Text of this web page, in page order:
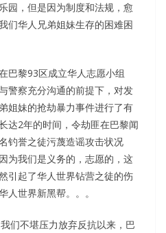
园，但是因为制度和法规，愈
们华人兄弟姐妹生存的困难困
巴黎93区成立华人志愿小组
警察充分沟通的前提下，对发
姐妹的抢劫暴力事件进行了有
达2年的时间，令劫匪在巴黎闻
钓誉之徒污蔑造谣攻击状况
为我们是义务的，志愿的，这
引起了华人世界钻营之徒的伤
人世界新黑帮。。。
们不堪压力放弃反抗以来，巴